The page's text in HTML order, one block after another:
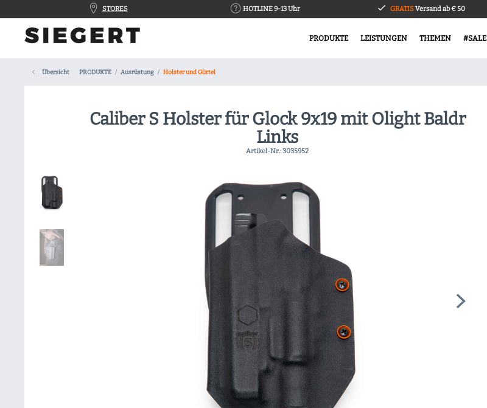
STORES HOTLINE 9-13 Uhr GRATISVersand ab € 50
PRODUKTE LEISTUNGEN THEMEN #SALE
Übersicht PRODUKTE Ausrüstung Holster und Gürtel
Caliber S Holster für Glock 9x19 mit Olight Baldr
Links
Artikel-Nr.:3035952